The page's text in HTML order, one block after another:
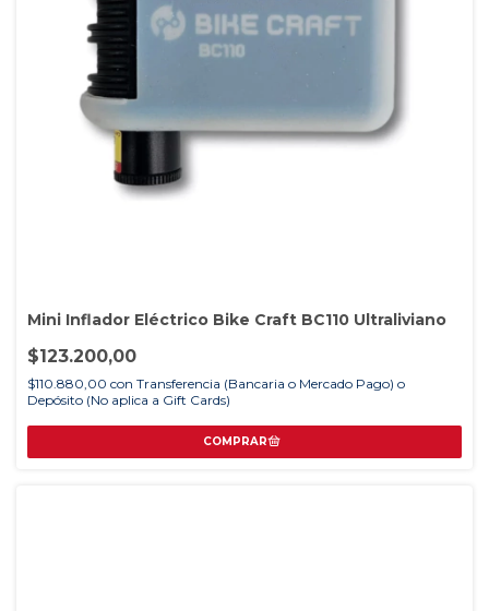
Mini Inflador Eléctrico Bike Craft BC110 Ultraliviano
$123.200,00
$110.880,00 con Transferencia (Bancaria o Mercado Pago) o
Depósito (No aplica a Gift Cards)